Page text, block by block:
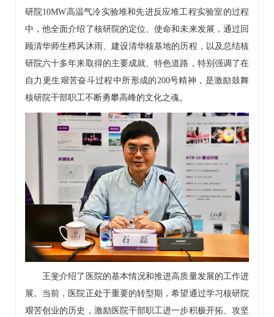
研院10MW高温气冷实验堆和先进反应堆工程实验室的过程
中，他全面介绍了核研院的定位、使命和未来发展，通过回
顾清华师生栉风沐雨、建设清华核基地的历程，以及总结核
研院六十多年来取得的主要成就、特色道路，特别强调了在
自力更生艰苦奋斗过程中所形成的200号精神，是激励鼓舞
核研院干部职工不断勇攀高峰的文化之魂。
王斐介绍了医院的基本情况和推进高质量发展的工作进
展。当前，医院正处于重要的转型期，希望通过学习核研院
艰苦创业的历史，激励医院干部职工进一步积极开拓、攻坚